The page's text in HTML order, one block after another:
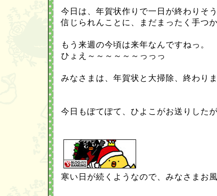
今日は、年賀状作りで一日が終わりそ
信じられんことに、まだまったく手つ
もう来週の今頃は来年なんですねっ。
ひょえ～～～～～～っっっ
みなさまは、年賀状と大掃除、終わり
今日もぽてぽて、ひよこがお送りした
寒い日が続くようなので、みなさまお